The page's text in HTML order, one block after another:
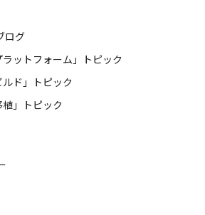
ログ
ットフォーム」トピック
ド」トピック
」トピック